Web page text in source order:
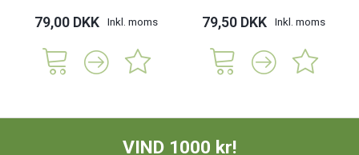
79,00 DKK Inkl. moms 79,50 DKK Inkl. moms
VIND 1000 kr!